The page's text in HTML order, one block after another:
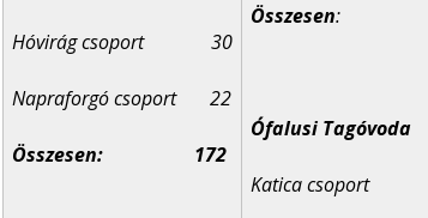
Hóvirág csoport 30
Napraforgó csoport 22
Összesen: 172
Összesen:
Ófalusi Tagóvoda
Katica